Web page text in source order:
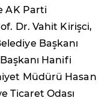
AK Parti
Dr. Vahit Kirişci,
Başkanı
Hanifi
Müdürü Hasan
Ticaret Odası